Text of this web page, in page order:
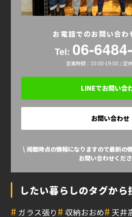
お電話でのお問い合わ
Tel: 06-
営業時間：10:00-19:00 / 定
LINEでお問い合
お問い合わせ
\ 掲載時点の情報になりますので最新の
お問い合わせくだ
したい暮らしのタグから
# ガラス張り# 収納おおめ# 天井